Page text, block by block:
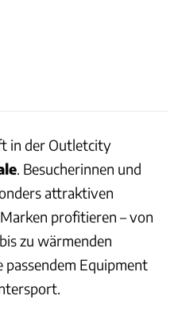
in der Outletcity
. Besucherinnen und
attraktiven
profitieren – von
zu wärmenden
Equipment